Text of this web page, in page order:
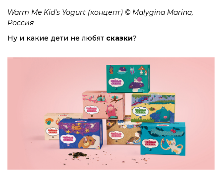
Warm Me Kid's Yogurt (концепт) © Malygina Marina,
Россия
Ну и какие дети не любят сказки?